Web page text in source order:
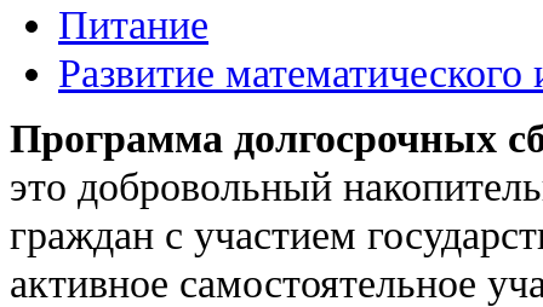
Питание
Развитие
Программа долгосрочных
это добровольный
граждан с участием
активное самостоятельное